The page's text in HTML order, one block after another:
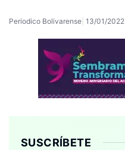
Periodico Bolivarense 13/01/2022
SUSCRÍBETE